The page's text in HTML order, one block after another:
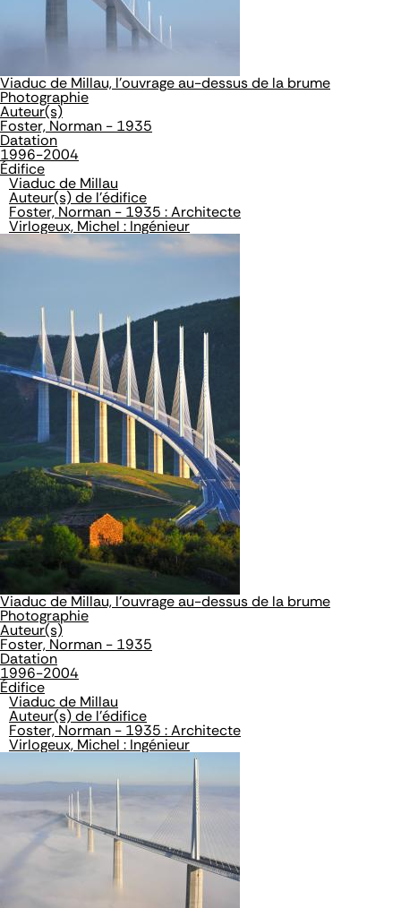
Viaduc de Millau, l'ouvrage au-dessus de la brume
Photographie
Auteur(s)
Foster, Norman - 1935
Datation
1996-2004
Édifice
Viaduc de Millau
Auteur(s) de l'édifice
Foster, Norman - 1935 : Architecte
Virlogeux, Michel : Ingénieur
Viaduc de Millau, l'ouvrage au-dessus de la brume
Photographie
Auteur(s)
Foster, Norman - 1935
Datation
1996-2004
Édifice
Viaduc de Millau
Auteur(s) de l'édifice
Foster, Norman - 1935 : Architecte
Virlogeux, Michel : Ingénieur